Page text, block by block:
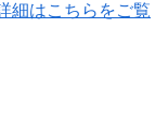
細はこちらをご覧